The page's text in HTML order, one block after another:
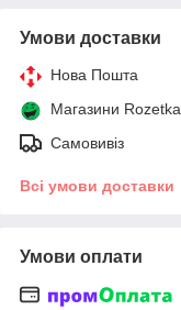
Умови доставки
Нова Пошта
Магазини Rozetka
Самовивіз
Всі умови доставки
Умови оплати